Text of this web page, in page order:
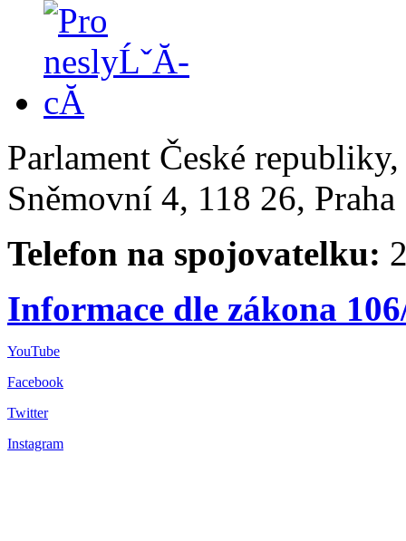
Parlament České
Sněmovní 4, 118 26,
Telefon na spojovatelku:
Informace dle zákona
YouTube
Facebook
Twitter
Instagram